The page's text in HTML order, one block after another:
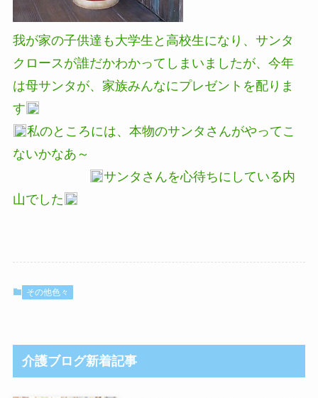
我が家の子供達も大学生と高校生になり、サンタ
クロースが誰だかわかってしまいましたが、今年
は母サンタが、家族みんなにプレゼントを配りま
す
私のところには、本物のサンタさんがやってこ
ないかなあ～
サンタさんを心待ちにしている内
山でした
その他色々
介護ブログ新着記事